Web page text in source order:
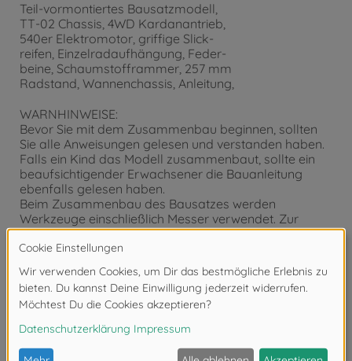
Teil-vormontiertes Bausatzmodell,
TT-02 Chassis, 4WD Kardanantrieb,
540er Elektromotor, griffige Slick-
reifen, Einzelradaufhängung, Feder-
beine, Schaumstofframmer, 257 mm
Radstand, Wannenchassis, Anleitung,
WARNHINWEISE:
Bevor Sie mit dem Zusammenbau beginnen, sollten
Sie alle Anweisungen gelesen und verstanden haben.
Falls ein Kind das Modell zusammenbaut, sollte ein
beaufsichtigender Erwachsener die Bauanleitung
ebenfalls gelesen haben.
Beim Zusammenbau des Bausatzes werden
Werkzeuge einschließlich Messer verwendet. Zur
Vermeidung von Verletzungen ist gesonderte Vorsicht
angebracht.
Falls beim Zusammenbau Schwierigkeiten auftreten,
fragen Sie einen Erwachsenen, der die Arbeiten
überwacht oder einen Modellbauer mit RC
Erfahrungen bzw. Fachhändler.
Werkzeuge jeweils nur zweckbestimmt einsetzen. Bei
fehlerhafter Anwendung besteht Verletzungsgefahr.
Wenn Sie Farben und/oder Kleber verwenden (nicht